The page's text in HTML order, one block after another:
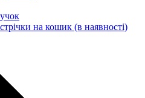
на кошик (в наявності)